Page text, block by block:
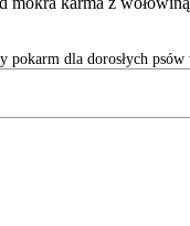
dla dorosłych psów